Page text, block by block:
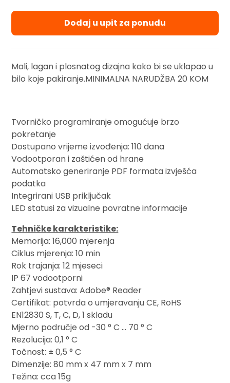
Dodaj u upit za ponudu
Mali, lagan i plosnatog dizajna kako bi se uklapao u
bilo koje pakiranje.MINIMALNA NARUDŽBA 20 KOM
Tvorničko programiranje omogućuje brzo
pokretanje
Dostupano vrijeme izvođenja: 110 dana
Vodootporan i zaštićen od hrane
Automatsko generiranje PDF formata izvješća
podatka
Integrirani USB priključak
LED statusi za vizualne povratne informacije
Tehničke karakteristike:
Memorija: 16,000 mjerenja
Ciklus mjerenja: 10 min
Rok trajanja: 12 mjeseci
IP 67 vodootporni
Zahtjevi sustava: Adobe® Reader
Certifikat: potvrda o umjeravanju CE, RoHS
EN12830 S, T, C, D, 1 skladu
Mjerno područje od -30 ° C … 70 ° C
Rezolucija: 0,1 ° C
Točnost: ± 0,5 ° C
Dimenzije: 80 mm x 47 mm x 7 mm
Težina: cca 15g